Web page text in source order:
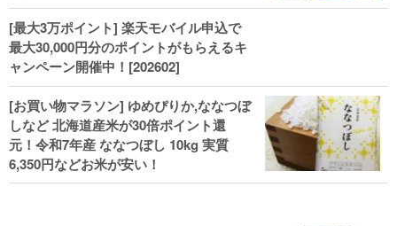
[最大3万ポイント] 楽天モバイル申込で
最大30,000円分のポイントがもらえるキ
ャンペーン開催中！[202602]
[お買い物マラソン] ゆめぴりか,ななつぼ
しなど 北海道産米が30倍ポイント還
元！令和7年産 ななつぼし 10kg 実質
6,350円などお米が安い！